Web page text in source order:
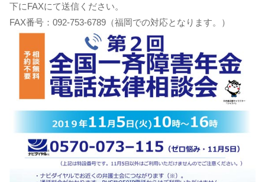
下にFAXにて送信ください。
FAX番号：092-753-6789（福岡での対応となります。）